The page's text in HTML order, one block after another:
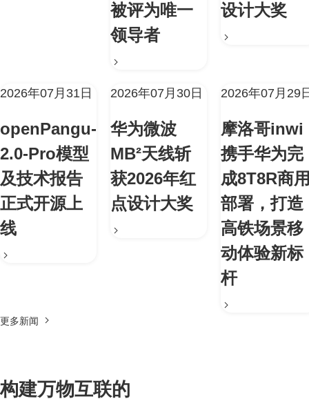
被评为唯一
领导者
设计大奖
2026年07月31日
openPangu-
2.0-Pro模型
及技术报告
正式开源上
线
2026年07月30日
华为微波
MB²天线斩
获2026年红
点设计大奖
2026年07月29
摩洛哥inwi
携手华为完
成8T8R商
部署，打造
高铁场景移
动体验新标
杆
更多新闻
构建万物互联的